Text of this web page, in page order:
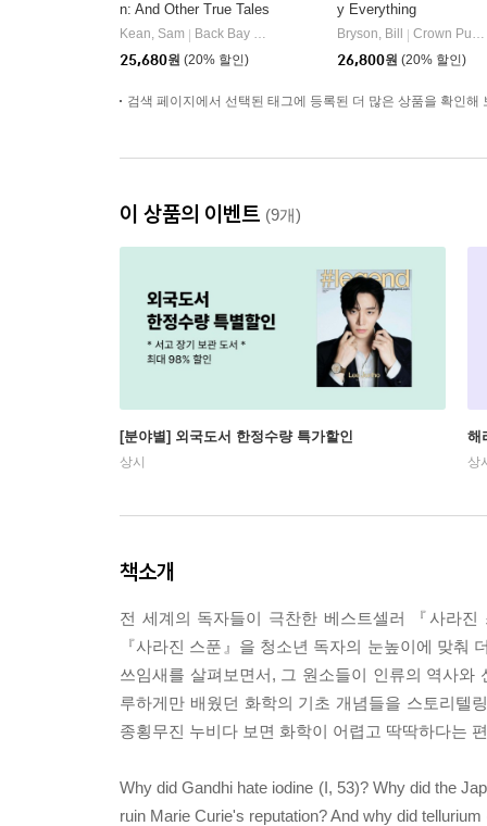
n: And Other True Tales
of Madness, Love, and
the History of the World
from the Periodic Table
Kean, Sam
Back Bay Books
25,680원 (20% 할인)
y Everything
Bryson, Bill
Crown Publishing Group (NY)
26,800원 (20% 할인)
검색 페이지에서 선택된 태그에 등록된 더 많은 상품을 확인해
이 상품의 이벤트 (9개)
[분야별] 외국도서 한정수량 특가할인
상시
해
상
책소개
전 세계의 독자들이 극찬한 베스트셀러 『사라
『사라진 스푼』을 청소년 독자의 눈높이에 맞춰
쓰임새를 살펴보면서, 그 원소들이 인류의 역사
루하게만 배웠던 화학의 기초 개념들을 스토리텔
종횡무진 누비다 보면 화학이 어렵고 딱딱하다는
Why did Gandhi hate iodine (I, 53)? Why did the
ruin Marie Curie's reputation? And why did